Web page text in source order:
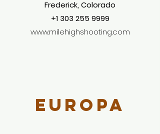
Frederick, Colorado
+1 303 255 9999
www.milehighshooting.com
Europa